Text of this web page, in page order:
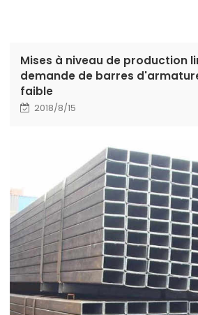
Mises à niveau de production
demande de barres
faible
2018/8/15